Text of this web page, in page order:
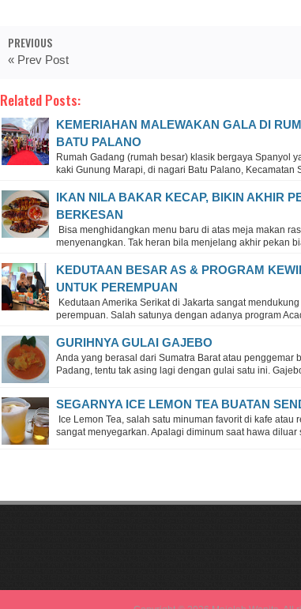
PREVIOUS
« Prev Post
Related Posts:
KEMERIAHAN MALEWAKAN GALA DI
BATU PALANO
Rumah Gadang (rumah besar) klasik bergaya Spanyol
kaki Gunung Marapi, di nagari Batu Palano, Kecamatan
IKAN NILA BAKAR KECAP, BIKIN AKHIR
BERKESAN
Bisa menghidangkan menu baru di atas meja makan
menyenangkan. Tak heran bila menjelang akhir pekan
KEDUTAAN BESAR AS & PROGRAM
UNTUK PEREMPUAN
Kedutaan Amerika Serikat di Jakarta sangat
perempuan. Salah satunya dengan adanya program
GURIHNYA GULAI GAJEBO
Anda yang berasal dari Sumatra Barat atau penggemar
Padang, tentu tak asing lagi dengan gulai satu ini. Gajebo
SEGARNYA ICE LEMON TEA BUATAN
Ice Lemon Tea, salah satu minuman favorit di kafe atau
sangat menyegarkan. Apalagi diminum saat hawa diluar